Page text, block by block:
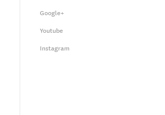
Google+
Youtube
Instagram